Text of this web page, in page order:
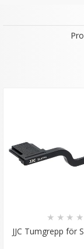
JJC Tumgrepp för
★ ★ ★ ★